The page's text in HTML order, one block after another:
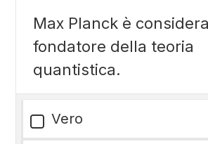
Max Planck è
fondatore della teoria
quantistica.
Vero